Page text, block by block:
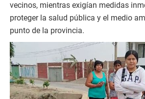
vecinos, mientras exigían medidas
proteger la salud pública y el medio
punto de la provincia.